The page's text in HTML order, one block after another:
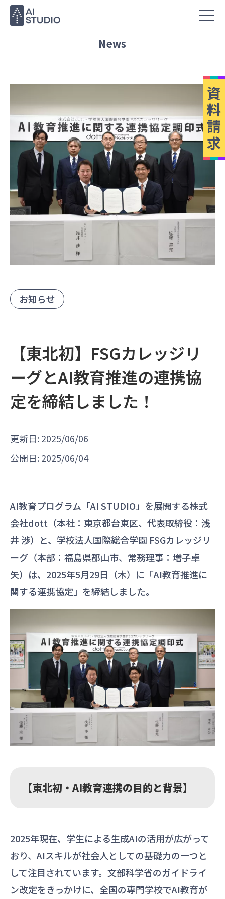
資
料
請
求
News
お知らせ
【東北初】FSGカレッジリ
ーグとAI教育推進の連携協
定を締結しました！
更新日: 2025/06/06
公開日: 2025/06/04
AI教育プログラム「AI STUDIO」を展開する株式
会社dott（本社：東京都台東区、代表取締役：浅
井 渉）と、学校法人国際総合学園 FSGカレッジリ
ーグ（本部：福島県郡山市、常務理事：増子卓
矢）は、2025年5月29日（木）に「AI教育推進に
関する連携協定」を締結しました。
【東北初・AI教育連携の目的と背景】
2025年現在、学生による生成AIの活用が広がって
おり、AIスキルが社会人としての基礎力の一つと
して注目されています。文部科学省のガイドライ
ン改定をきっかけに、全国の専門学校でAI教育が